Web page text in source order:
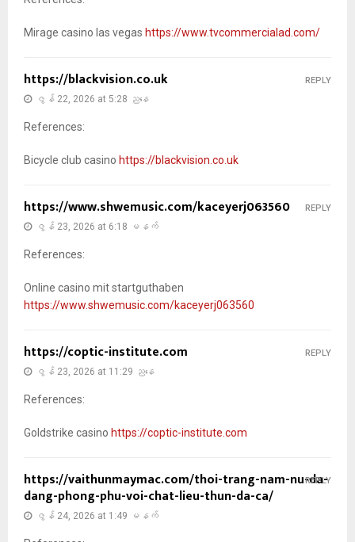
Mirage casino las vegas https://www.tvcommercialad.com/
https://blackvision.co.uk
ဇွန် 22, 2026 at 5:28 ညနေ
References:
Bicycle club casino https://blackvision.co.uk
REPLY
https://www.shwemusic.com/kaceyerj063560
ဇွန် 23, 2026 at 6:18 မနက်
References:
Online casino mit startguthaben
https://www.shwemusic.com/kaceyerj063560
REPLY
https://coptic-institute.com
ဇွန် 23, 2026 at 11:29 ညနေ
References:
Goldstrike casino https://coptic-institute.com
REPLY
https://vaithunmaymac.com/thoi-trang-nam-nu-da-
dang-phong-phu-voi-chat-lieu-thun-da-ca/
ဇွန် 24, 2026 at 1:49 မနက်
REPLY